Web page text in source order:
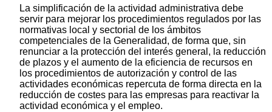
La simplificación de la actividad administrativa debe
servir para mejorar los procedimientos regulados por las
normativas local y sectorial de los ámbitos
competenciales de la Generalidad, de forma que, sin
renunciar a la protección del interés general, la reducción
de plazos y el aumento de la eficiencia de recursos en
los procedimientos de autorización y control de las
actividades económicas repercuta de forma directa en la
reducción de costes para las empresas para reactivar la
actividad económica y el empleo.